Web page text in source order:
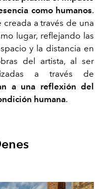
como humanos.
creada a través de una
lugar, reflejando las
y la distancia en
del artista, al ser
a través de
a una reflexión del
humana.